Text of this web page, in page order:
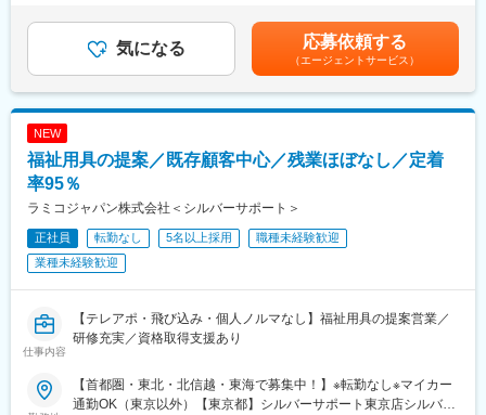
■障がい者支援の魅力：
・障がい者支援の魅力としては、入居者の方々によってご病状が
異なるため、対応の幅が広がりスキルが身につきます。また、
我々の支援によって入居者の方がご自身で出来ることが増え、成
・ご利用者様にとってグループホームはまさに家そのものだとい
えます。家族のように温かいスタッフたちとのコミュニケーショ
こでくらしたい」と思ってもらえるよう日々真摯に向き合い続け
ます。
変更の範囲：本文参照
■介護業界について：
昨今人口減少が進んでいる中、介護業界は数少ない成長産業とな
め、景気の波に左右されにくい安定産業であることも特徴です。
■同社について：
通じて、介護の悩みを抱えていらっしゃるお客様のサポートをさ
せて頂いています。2002年に会社を設立し、東京・埼玉・千葉・
変更の範囲：会社の定める業務
1回（4月）■賞与：年2回（7月、12月）賃金はあくまでも目安の
金額であり、選考を通じて上下する可能性があります。月給(月額)
は固定手当を含めた表記です。
気になる 応募依頼する
（エージェントサービス）
NEW
福祉用具の提案／既存顧客中心／残業ほぼなし／定着
率95％
ラミコジャパン株式会社＜シルバーサポート＞
正社員 転勤なし 5名以上採用
職種未経験歓迎
業種未経験歓迎
仕事内容
【テレアポ・飛び込み・個人ノルマなし】福祉用具の提案営業／
研修充実／資格取得支援あり
【首都圏・東北・北信越・東海で募集中！】※転勤なし※マイカー
通勤OK（東京以外）【東京都】シルバーサポート東京店シルバー